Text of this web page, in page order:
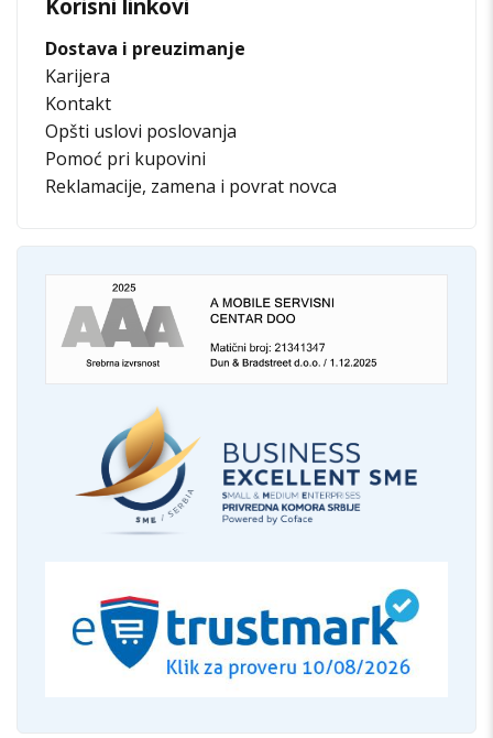
Korisni linkovi
Dostava i preuzimanje
Karijera
Kontakt
Opšti uslovi poslovanja
Pomoć pri kupovini
Reklamacije, zamena i povrat novca